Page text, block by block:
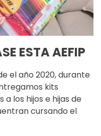
ESTA AEFIP
el año 2020, durante
kits
los hijos e hijas de
cursando el